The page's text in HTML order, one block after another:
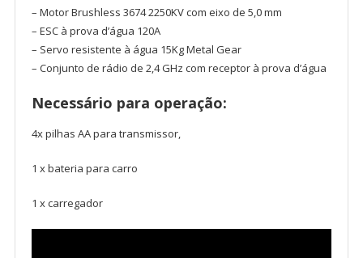
– Motor Brushless 3674 2250KV com eixo de 5,0 mm
– ESC à prova d’água 120A
– Servo resistente à água 15Kg Metal Gear
– Conjunto de rádio de 2,4 GHz com receptor à prova d’água
Necessário para operação:
4x pilhas AA para transmissor,
1 x bateria para carro
1 x carregador